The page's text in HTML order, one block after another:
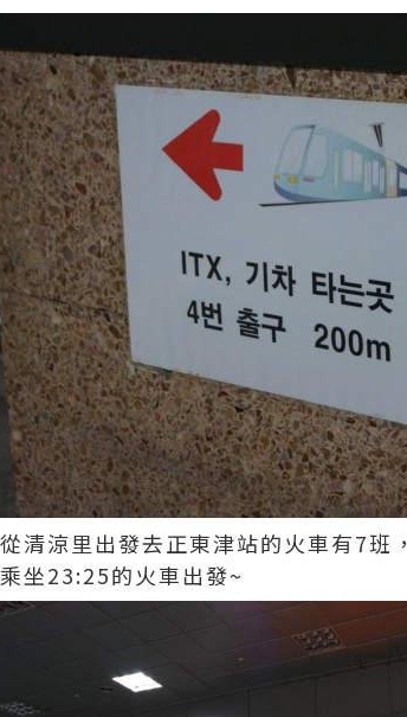
清涼里出發去正東津站的火車有7班，
坐23:25的火車出發~